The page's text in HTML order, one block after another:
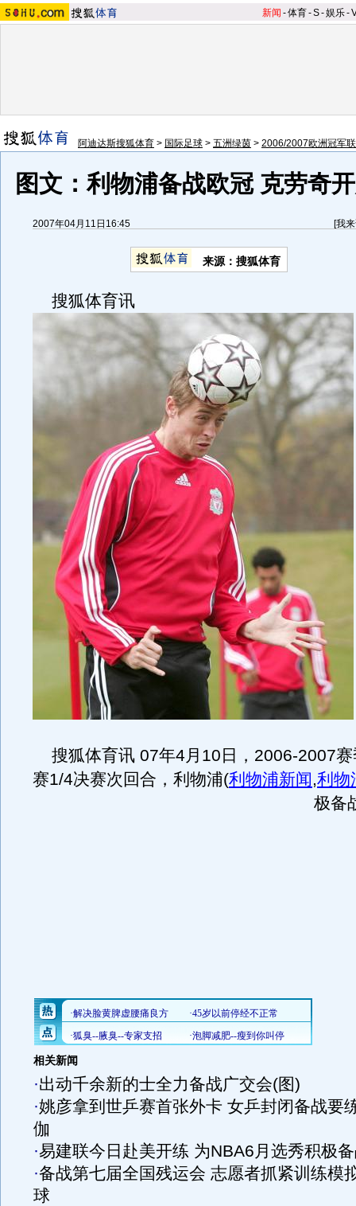
新闻 -体育-S-娱乐-
阿迪达斯搜狐体育 > 国际足球 > 五洲绿茵 > 2006/2007欧洲冠军
图文：利物浦备战欧冠 克劳奇
2007年04月11日16:45 [我
来源：搜狐体育
搜狐体育讯
搜狐体育讯 07年4月10日，2006-2007赛
赛1/4决赛次回合，利物浦(利物浦新闻,利物
极备
相关新闻
·出动千余新的士全力备战广交会(图)
·姚彦拿到世乒赛首张外卡 女乒封闭备战要
伽
·易建联今日赴美开练 为NBA6月选秀积极
·备战第七届全国残运会 志愿者抓紧训练模
球